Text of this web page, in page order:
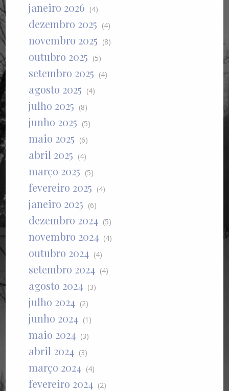
janeiro 2026 (4)
dezembro 2025 (4)
novembro 2025 (8)
outubro 2025 (5)
setembro 2025 (4)
agosto 2025 (4)
julho 2025 (8)
junho 2025 (5)
maio 2025 (6)
abril 2025 (4)
março 2025 (5)
fevereiro 2025 (4)
janeiro 2025 (6)
dezembro 2024 (5)
novembro 2024 (4)
outubro 2024 (4)
setembro 2024 (4)
agosto 2024 (3)
julho 2024 (2)
junho 2024 (1)
maio 2024 (3)
abril 2024 (3)
março 2024 (4)
fevereiro 2024 (2)